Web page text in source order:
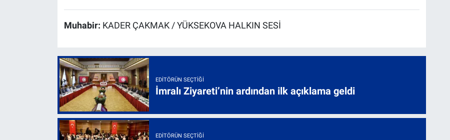
Muhabir: KADER ÇAKMAK / YÜKSEKOVA HALKIN SESİ
EDITÖRÜN SEÇTIĞI
İmralı Ziyareti’nin ardından ilk açıklama geldi
EDITÖRÜN SEÇTIĞI